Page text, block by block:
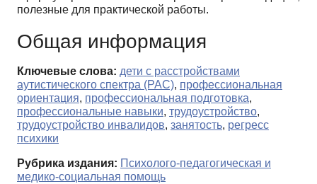
полезные для практической работы.
Общая информация
Ключевые слова: дети с расстройствами
аутистического спектра (РАС), профессиональная
ориентация, профессиональная подготовка,
профессиональные навыки, трудоустройство,
трудоустройство инвалидов, занятость, регресс
психики
Рубрика издания: Психолого-педагогическая и
медико-социальная помощь